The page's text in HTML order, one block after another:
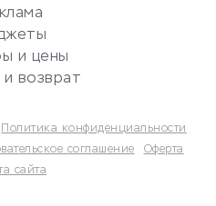
и цены
возврат
Политика конфиденциальности
соглашение
Оферта
сайта